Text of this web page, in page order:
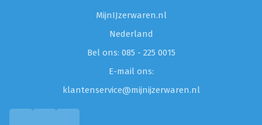
MijnIJzerwaren.nl
Nederland
Bel ons: 085 - 225 0015
E-mail ons:
klantenservice@mijnijzerwaren.nl